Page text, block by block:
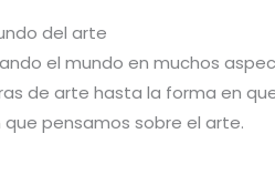
del arte
el mundo en muchos
de arte hasta la forma en
pensamos sobre el arte.